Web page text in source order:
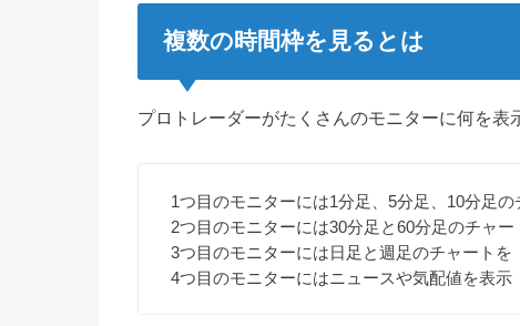
複数の時間枠を見るとは
プロトレーダーがたくさんのモニターに何を表
1つ目のモニターには1分足、5分足、10分足の
2つ目のモニターには30分足と60分足のチャー
3つ目のモニターには日足と週足のチャートを
4つ目のモニターにはニュースや気配値を表示